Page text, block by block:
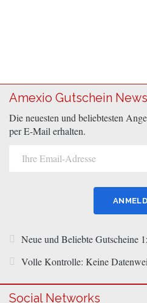
Amexio Gutschein
Die neuesten und beliebtesten
per E-Mail erhalten.
Neue und Beliebte Gutscheine
Volle Kontrolle: Keine
Social Networks